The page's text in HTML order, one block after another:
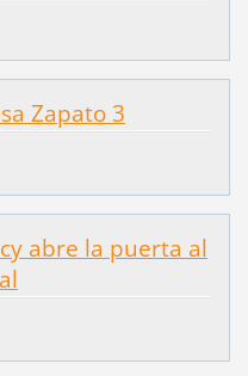
Zapato 3
abre la puerta al